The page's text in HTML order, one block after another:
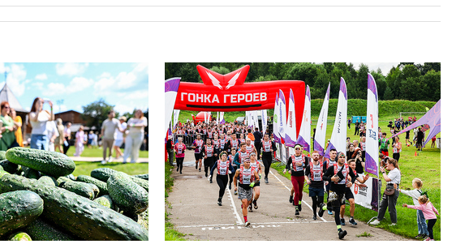
вчера, 21:00В России вновь
обсуждают эксперимент по
вчера, 20:45Матвиенко:
россиянам могут
рекомендовать не посещать
Армению
вчера, 20:35 ПВО за день
сбила еще 281 украинский
беспилотник над Россией
вчера, 20:27 Ямпольская
призвала оптимизировать
олимпиады для поступления в
вузы